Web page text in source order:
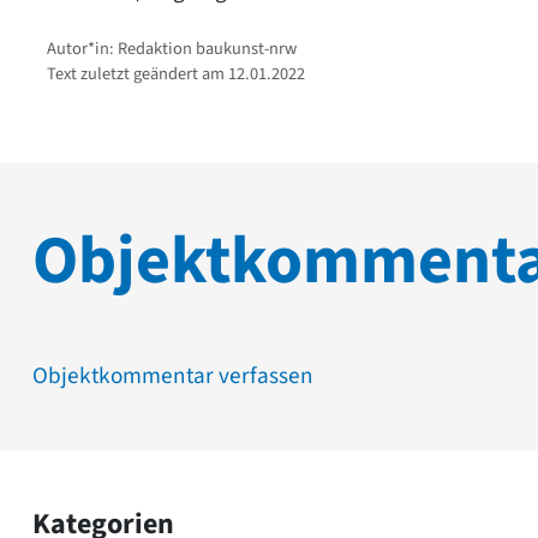
Autor*in: Redaktion baukunst-nrw
Text zuletzt geändert am 12.01.2022
Objektkommentar verfassen
Kategorien